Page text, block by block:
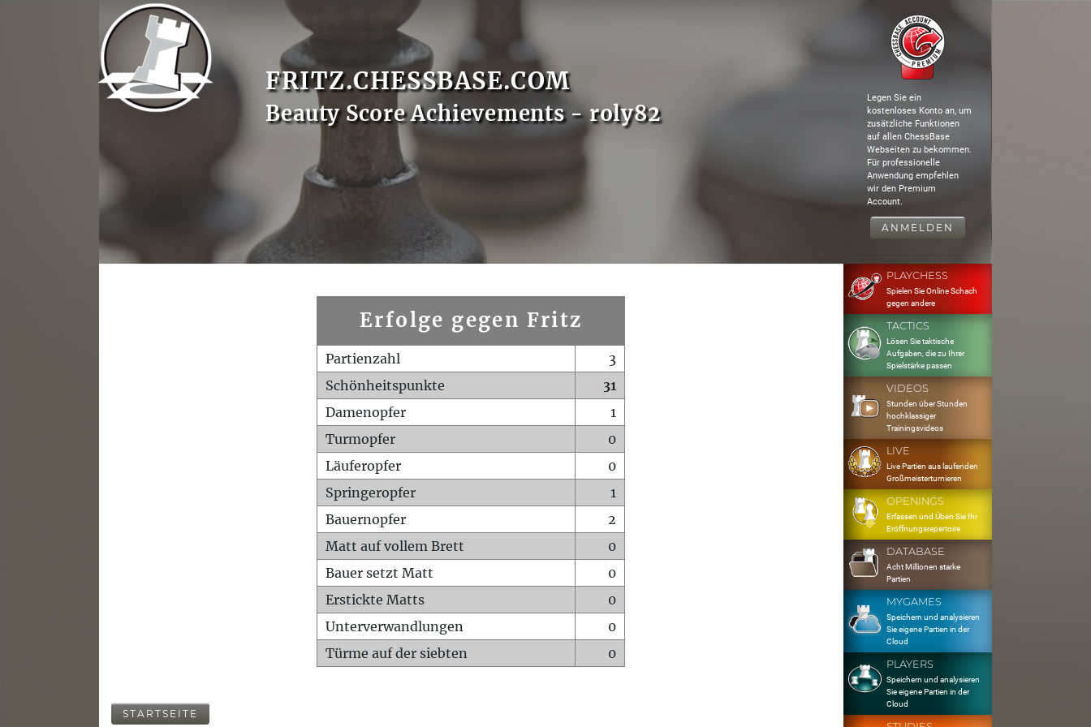
FRITZ.CHESSBASE.COM
Beauty Score Achievements - roly82
Legen Sie ein
kostenloses Konto an, um
zusätzliche Funktionen
auf allen ChessBase
Webseiten zu bekommen.
Für professionelle
Anwendung empfehlen
wir den Premium
Account.
ANMELDEN
Erfolge gegen Fritz
Partienzahl
3
Schönheitspunkte
31
Damenopfer
1
Turmopfer
0
Läuferopfer
0
Springeropfer
1
Bauernopfer
2
Matt auf vollem Brett
0
Bauer setzt Matt
0
Erstickte Matts
0
Unterverwandlungen
0
Türme auf der siebten
0
STARTSEITE
PLAYCHESS
Spielen Sie Online Schach
gegen andere
TACTICS
Lösen Sie taktische
Aufgaben, die zu Ihrer
Spielstärke passen
VIDEOS
Stunden über Stunden
hochklassiger
Trainingsvideos
LIVE
Live Partien aus laufenden
Großmeisterturnieren
OPENINGS
Erfassen und Üben Sie Ihr
Eröffnungsrepertoire
DATABASE
Acht Millionen starke
Partien
MYGAMES
Speichern und analysieren
Sie eigene Partien in der
Cloud
PLAYERS
Speichern und analysieren
Sie eigene Partien in der
Cloud